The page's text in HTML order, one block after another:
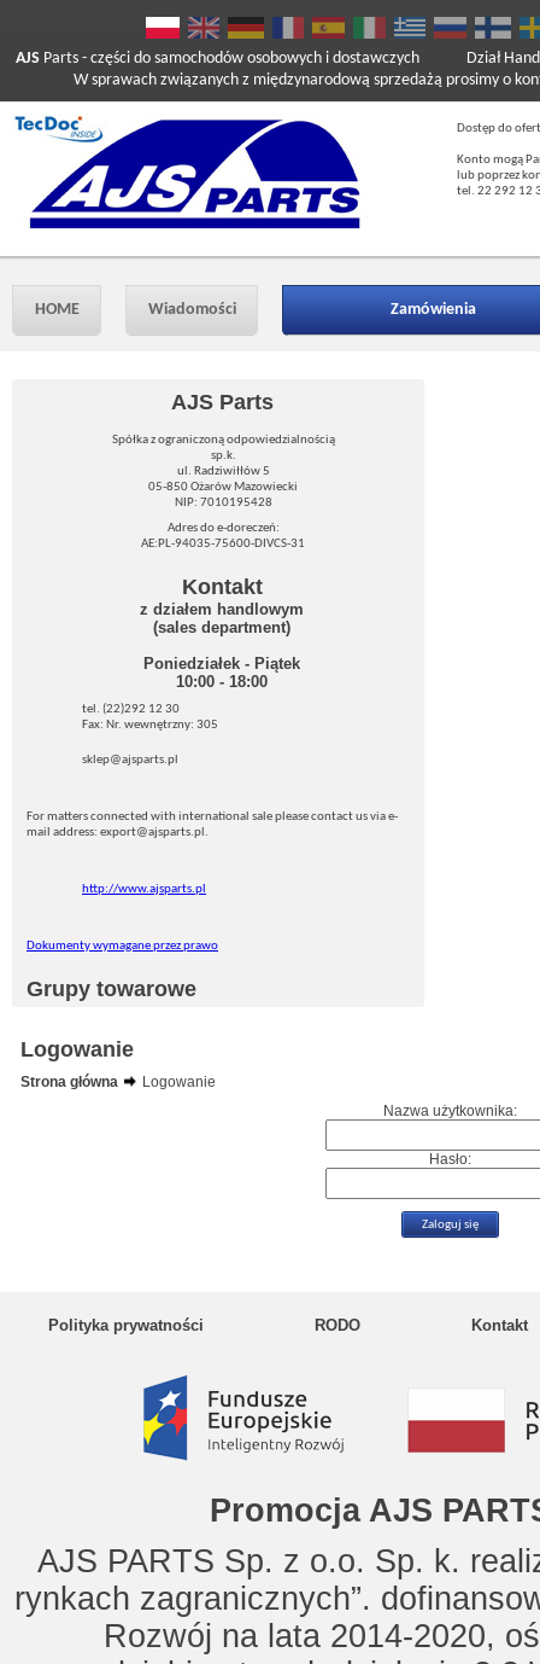
AJS Parts - części do samochodów osobowych i dostawczych
W sprawach związanych z międzynarodową sprzedażą prosimy o
Dział
Dostęp do
Konto mogą
lub poprzez
tel. 22 292 12
HOME Wiadomości Zamówienia
AJS Parts
Spółka z ograniczoną odpowiedzialnością
sp.k.
ul. Radziwiłłów 5
05-850 Ożarów Mazowiecki
NIP: 7010195428
Adres do e-doreczeń:
AE:PL-94035-75600-DIVCS-31
Kontakt
z działem handlowym
(sales department)
Poniedziałek - Piątek
10:00 - 18:00
tel. (22)292 12 30
Fax: Nr. wewnętrzny: 305
sklep@ajsparts.pl
For matters connected with international sale please contact us via e-
mail address: export@ajsparts.pl.
http://www.ajsparts.pl
Dokumenty wymagane przez prawo
Grupy towarowe
Logowanie
Strona główna
Logowanie
Nazwa użytkownika:
Hasło:
Polityka prywatności RODO Kontakt
Promocja AJS
AJS PARTS Sp. z o.o. Sp. k.
rynkach zagranicznych”.
Rozwój na lata 2014-2020,